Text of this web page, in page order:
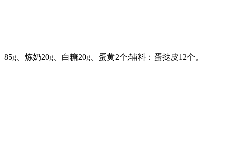
85g、炼奶20g、白糖20g、蛋黄2个;辅料：蛋挞皮12个。